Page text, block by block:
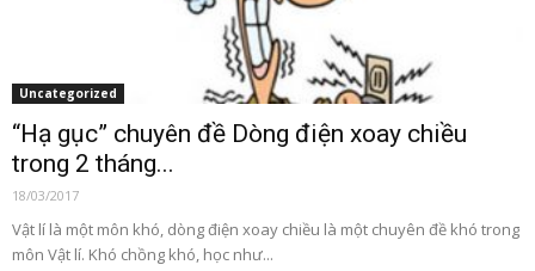
Uncategorized
“Hạ gục” chuyên đề Dòng điện xoay chiều
trong 2 tháng...
18/03/2017
Vật lí là một môn khó, dòng điện xoay chiều là một chuyên đề khó trong
môn Vật lí. Khó chồng khó, học như...